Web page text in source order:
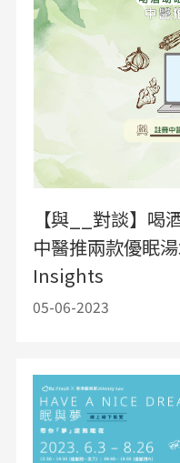
【與__對談】喝
中醫推兩款優眠
Insights
05-06-2023